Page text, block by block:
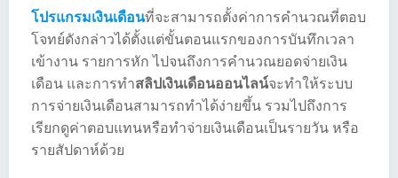
โปรแกรมเงินเดือนที่จะสามารถตั้งค่าการคำนวณที่ตอบ
โจทย์ดังกล่าวได้ตั้งแต่ขั้นตอนแรกของการบันทึกเวลา
เข้างาน รายการหัก ไปจนถึงการคำนวณยอดจ่ายเงิน
เดือน และการทำสลิปเงินเดือนออนไลน์จะทำให้ระบบ
การจ่ายเงินเดือนสามารถทำได้ง่ายขึ้น รวมไปถึงการ
เรียกดูค่าตอบแทนหรือทำจ่ายเงินเดือนเป็นรายวัน หรือ
รายสัปดาห์ด้วย